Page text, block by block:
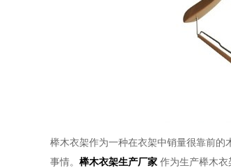
榉木衣架作为一种在衣架中销量很靠前的
事情。 榉木衣架生产厂家 作为生产榉木